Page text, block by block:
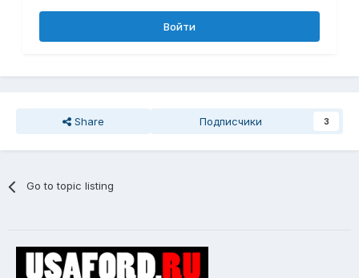
Войти
Share Подписчики 3
Go to topic listing